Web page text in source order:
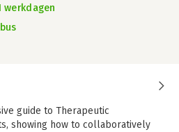
werkdagen
guide to Therapeutic
showing how to collaboratively